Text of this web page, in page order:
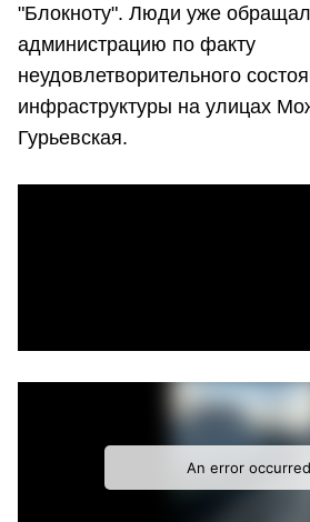
"Блокноту". Люди уже
администрацию по факту
неудовлетворительного
инфраструктуры на улицах
Гурьевская.